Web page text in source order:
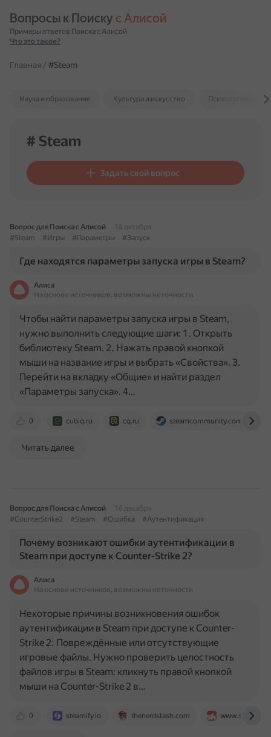
Вопросы к Поиску с Алисой
Примеры ответов Поиска с Алисой
Что это такое?
Главная / #Steam
Наука и образование Культура и искусство Психология и
# Steam
Задать свой вопрос
Вопрос для Поиска с Алисой
18 октября
#Steam
#Игры #Параметры #Запуск
Где находятся параметры запуска игры в Steam?
Алиса
На основе источников, возможны неточности
0 cubiq.ru cq.ru steamcommunity.com
Чтобы найти параметры запуска игры в Steam,
нужно выполнить следующие шаги: 1. Открыть
библиотеку Steam. 2. Нажать правой кнопкой
мыши на название игры и выбрать «Свойства». 3.
Перейти на вкладку «Общие» и найти раздел
«Параметры запуска». 4…
Читать далее
Вопрос для Поиска с Алисой
16 декабря
#CounterStrike2
#Steam #Ошибка #Аутентификация
Почему возникают ошибки аутентификации в
Steam при доступе к Counter-Strike 2?
Алиса
На основе источников, возможны неточности
0 steamify.io thenerdstash.com
Некоторые причины возникновения ошибок
аутентификации в Steam при доступе к Counter-
Strike 2: Повреждённые или отсутствующие
игровые файлы. Нужно проверить целостность
файлов игры в Steam: кликнуть правой кнопкой
мыши на Counter-Strike 2 в…